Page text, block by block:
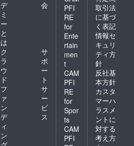
デ
ミ
ー
と
は
会
ク
ラ
ウ
ド
フ
ァ
ン
デ
ィ
ン
サ
ポ
ー
ト
サ
ー
ビ
ス
PFI
RE
for
Ente
rtain
men
t
CAM
PFI
RE
for
Spor
ts
CAM
PFI
取引法
に基づ
く表記
情報セ
キュリ
ティ方
針
反社基
本方針
カスタ
マーハ
ラスメ
ントに
対する
考え方